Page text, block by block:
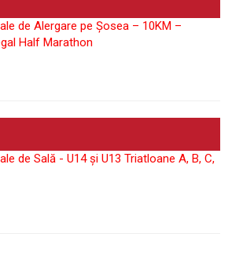
de Alergare pe Șosea – 10KM –
Half Marathon
de Sală - U14 și U13 Triatloane A, B, C,